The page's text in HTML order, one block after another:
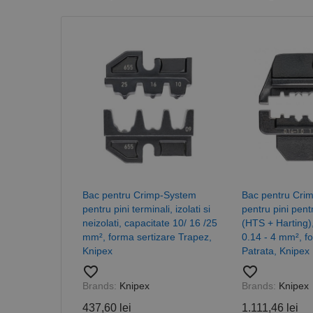
Bac pentru Crimp-System
pentru pini terminali, izolati si
neizolati, capacitate 10/ 16 /25
mm², forma sertizare Trapez,
Knipex
favorite_border
Brands: Knipex
437,60 lei
Bac pentru
pentru pini
(HTS +
0.14 - 4 mm²,
Patrata, Knipex
favorite_border
Brands: Knipex
1.111,46 lei
PHPSESSID
Nume
_ga
_ga_DLLLWQBGGX
Nume
Furnizor /
Domeniu
uuid
PrestaShop-
sib_cuid